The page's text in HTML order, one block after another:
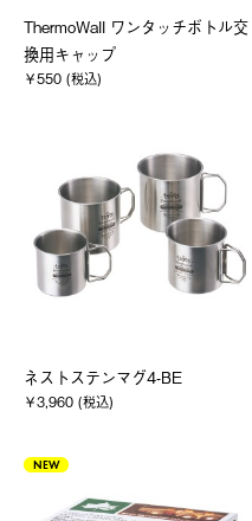
ThermoWall ワンタッチボトル交
換用キャップ
￥550 (税込)
ネストステンマグ4-BE
￥3,960 (税込)
NEW